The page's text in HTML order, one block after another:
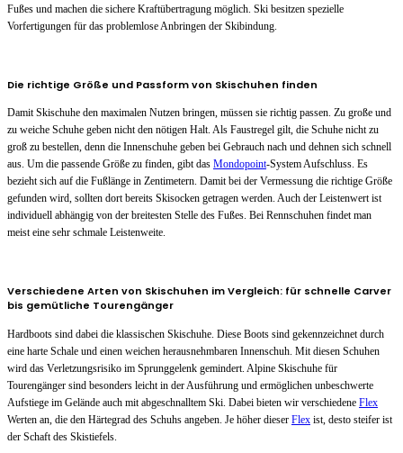
Fußes und machen die sichere Kraftübertragung möglich. Ski besitzen spezielle
Vorfertigungen für das problemlose Anbringen der Skibindung.
Die richtige Größe und Passform von Skischuhen finden
Damit Skischuhe den maximalen Nutzen bringen, müssen sie richtig passen. Zu große und
zu weiche Schuhe geben nicht den nötigen Halt. Als Faustregel gilt, die Schuhe nicht zu
groß zu bestellen, denn die Innenschuhe geben bei Gebrauch nach und dehnen sich schnell
aus. Um die passende Größe zu finden, gibt das Mondopoint-System Aufschluss. Es
bezieht sich auf die Fußlänge in Zentimetern. Damit bei der Vermessung die richtige Größe
gefunden wird, sollten dort bereits Skisocken getragen werden. Auch der Leistenwert ist
individuell abhängig von der breitesten Stelle des Fußes. Bei Rennschuhen findet man
meist eine sehr schmale Leistenweite.
Verschiedene Arten von Skischuhen im Vergleich: für schnelle Carver
bis gemütliche Tourengänger
Hardboots sind dabei die klassischen Skischuhe. Diese Boots sind gekennzeichnet durch
eine harte Schale und einen weichen herausnehmbaren Innenschuh. Mit diesen Schuhen
wird das Verletzungsrisiko im Sprunggelenk gemindert. Alpine Skischuhe für
Tourengänger sind besonders leicht in der Ausführung und ermöglichen unbeschwerte
Aufstiege im Gelände auch mit abgeschnalltem Ski. Dabei bieten wir verschiedene Flex
Werten an, die den Härtegrad des Schuhs angeben. Je höher dieser Flex ist, desto steifer ist
der Schaft des Skistiefels.